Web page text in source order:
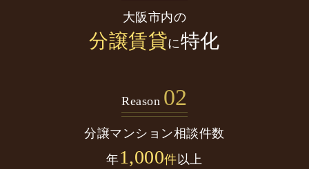
大阪市内の
分譲賃貸に特化
Reason 02
分譲マンション相談件数
年1,000件以上